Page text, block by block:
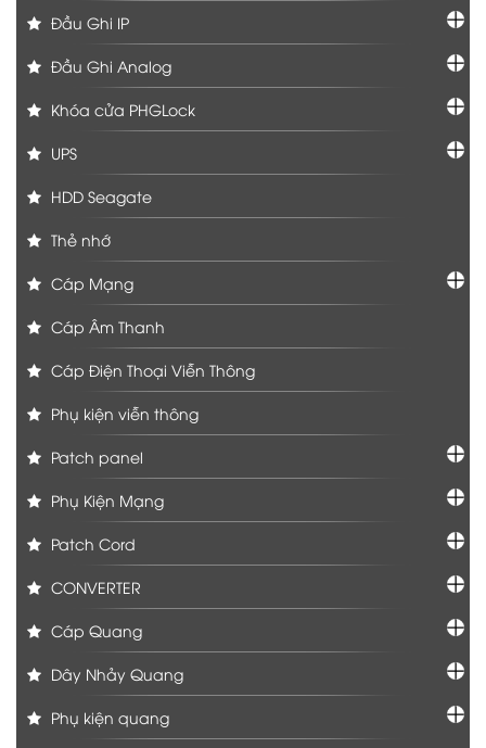
Đầu Ghi IP
Đầu Ghi Analog
Khóa cửa PHGLock
UPS
HDD Seagate
Thẻ nhớ
Cáp Mạng
Cáp Âm Thanh
Cáp Điện Thoại Viễn Thông
Phụ kiện viễn thông
Patch panel
Phụ Kiện Mạng
Patch Cord
CONVERTER
Cáp Quang
Dây Nhảy Quang
Phụ kiện quang